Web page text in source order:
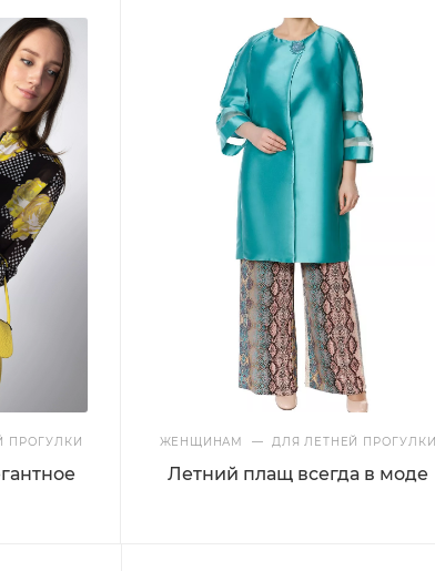
ПРОГУЛКИ ЖЕНЩИНАМ — ДЛЯ ЛЕТНЕЙ ПРОГУЛКИ
Летний плащ всегда в моде